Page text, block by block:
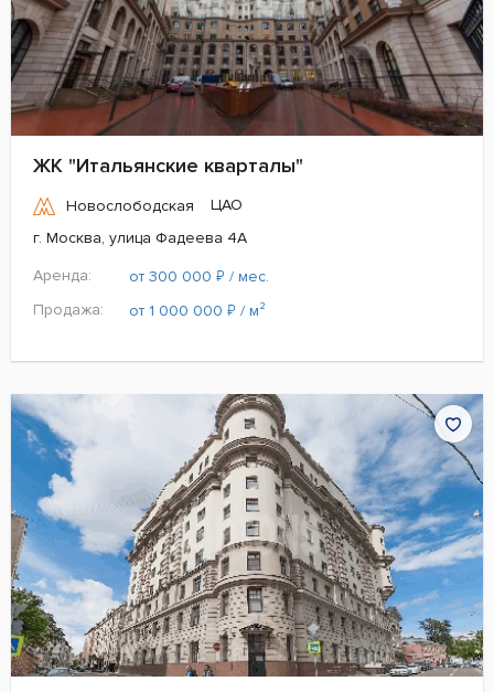
ЖК "Итальянские кварталы"
Новослободская
ЦАО
г. Москва, улица Фадеева 4А
Аренда:
от 300 000 ₽ / мес.
Продажа:
от 1 000 000 ₽ / м²